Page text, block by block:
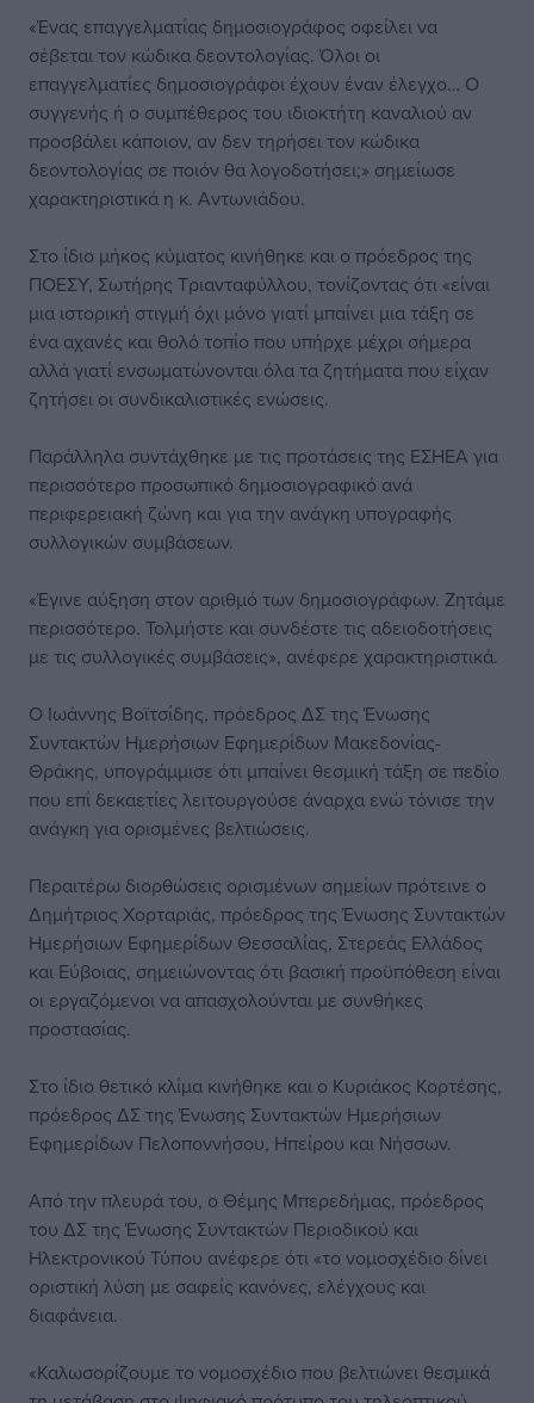
«Ένας επαγγελματίας δημοσιογράφος οφείλει να
σέβεται τον κώδικα δεοντολογίας. Όλοι οι
επαγγελματίες δημοσιογράφοι έχουν έναν έλεγχο… Ο
συγγενής ή ο συμπέθερος του ιδιοκτήτη καναλιού αν
προσβάλει κάποιον, αν δεν τηρήσει τον κώδικα
δεοντολογίας σε ποιόν θα λογοδοτήσει;» σημείωσε
χαρακτηριστικά η κ. Αντωνιάδου.
Στο ίδιο μήκος κύματος κινήθηκε και ο πρόεδρος της
ΠΟΕΣΥ, Σωτήρης Τριανταφύλλου, τονίζοντας ότι «είναι
μια ιστορική στιγμή όχι μόνο γιατί μπαίνει μια τάξη σε
ένα αχανές και θολό τοπίο που υπήρχε μέχρι σήμερα
αλλά γιατί ενσωματώνονται όλα τα ζητήματα που είχαν
ζητήσει οι συνδικαλιστικές ενώσεις.
Παράλληλα συντάχθηκε με τις προτάσεις της ΕΣΗΕΑ για
περισσότερο προσωπικό δημοσιογραφικό ανά
περιφερειακή ζώνη και για την ανάγκη υπογραφής
συλλογικών συμβάσεων.
«Έγινε αύξηση στον αριθμό των δημοσιογράφων. Ζητάμε
περισσότερο. Τολμήστε και συνδέστε τις αδειοδοτήσεις
με τις συλλογικές συμβάσεις», ανέφερε χαρακτηριστικά.
Ο Ιωάννης Βοϊτσίδης, πρόεδρος ΔΣ της Ένωσης
Συντακτών Ημερήσιων Εφημερίδων Μακεδονίας-
Θράκης, υπογράμμισε ότι μπαίνει θεσμική τάξη σε πεδίο
που επί δεκαετίες λειτουργούσε άναρχα ενώ τόνισε την
ανάγκη για ορισμένες βελτιώσεις.
Περαιτέρω διορθώσεις ορισμένων σημείων πρότεινε ο
Δημήτριος Χορταριάς, πρόεδρος της Ένωσης Συντακτών
Ημερήσιων Εφημερίδων Θεσσαλίας, Στερεάς Ελλάδος
και Εύβοιας, σημειώνοντας ότι βασική προϋπόθεση είναι
οι εργαζόμενοι να απασχολούνται με συνθήκες
προστασίας.
Στο ίδιο θετικό κλίμα κινήθηκε και ο Κυριάκος Κορτέσης,
πρόεδρος ΔΣ της Ένωσης Συντακτών Ημερήσιων
Εφημερίδων Πελοποννήσου, Ηπείρου και Νήσσων.
Από την πλευρά του, ο Θέμης Μπερεδήμας, πρόεδρος
του ΔΣ της Ένωσης Συντακτών Περιοδικού και
Ηλεκτρονικού Τύπου ανέφερε ότι «το νομοσχέδιο δίνει
οριστική λύση με σαφείς κανόνες, ελέγχους και
διαφάνεια.
«Καλωσορίζουμε το νομοσχέδιο που βελτιώνει θεσμικά